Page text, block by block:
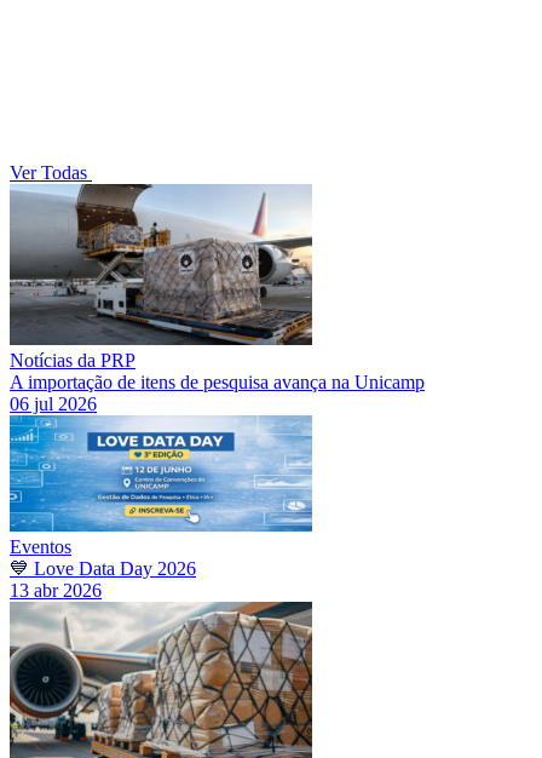
Ver Todas
Notícias da PRP
A importação de itens de pesquisa avança na Unicamp
06 jul 2026
Eventos
💙 Love Data Day 2026
13 abr 2026